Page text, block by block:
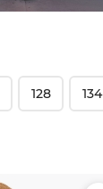
128 134